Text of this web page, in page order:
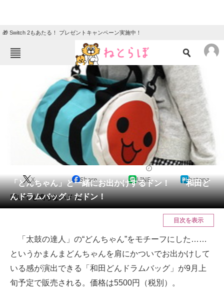
🎁 Switch 2もあたる！ プレゼントキャンペーン実施中！
ねとらぼメニュー
ニュース
クイズ
地域
教育・育児
リサーチ
会員記事
メディア
ITの今と未来を見通す
スマホと通信の最新トレンド
進化するPCとデバイスの未来
「どんちゃん」と一緒にお出かけするドン！ 「和田ど
んドラムバッグ」だドン！
X Share LINE hatena
叩いても鳴らないドン。
目次を表示
「太鼓の達人」の“どんちゃん”をモチーフにした……
というかまんまどんちゃんを肩にかついでお出かけして
いる感が演出できる「和田どんドラムバッグ」が9月上
旬予定で販売される。価格は5500円（税別）。